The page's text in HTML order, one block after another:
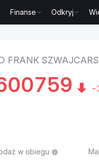
Finanse Odkryj
FRANK
-
w obiegu